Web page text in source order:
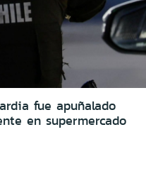
fue apuñalado
en supermercado